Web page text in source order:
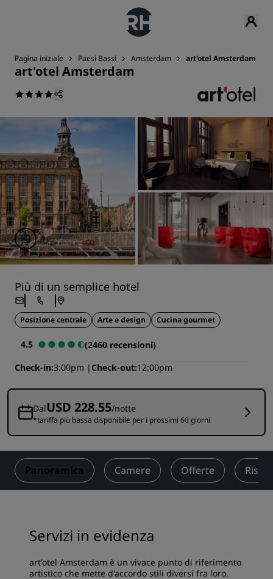
Pagina iniziale Paesi Bassi Amsterdam art'otel Amsterdam
art'otel Amsterdam
Più di un semplice hotel
Posizione centrale Arte e design Cucina gourmet
4.5
(2460 recensioni)
Check-in 3:00pm Check-out 12:00pm
DalUSD 228.55/notte
*tariffa più bassa disponibile per i prossimi 60 giorni
Panoramica Camere Offerte
Servizi in evidenza
art'otel Amsterdam è un vivace punto di riferimento
artistico che mette d'accordo stili diversi fra loro.